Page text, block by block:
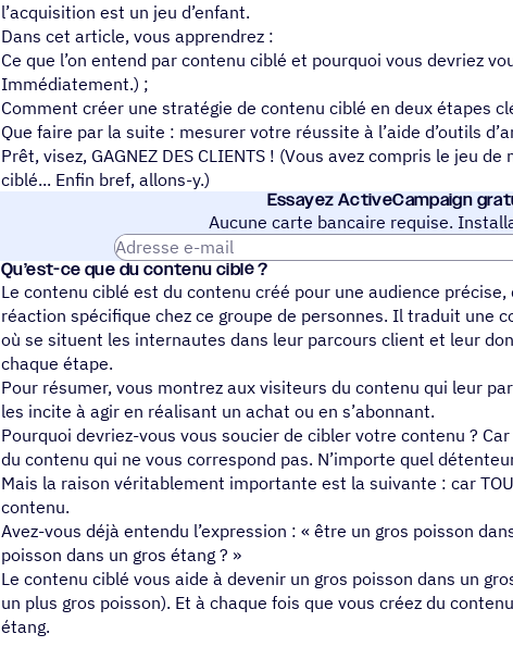
l’acquisition est un jeu d’enfant.
Dans cet article, vous apprendrez :
Ce que l’on entend par contenu ciblé et pourquoi vous devriez
Immédiatement.) ;
Comment créer une stratégie de contenu ciblé en deux étapes
Que faire par la suite : mesurer votre réussite à l’aide d’outils
Prêt, visez, GAGNEZ DES CLIENTS ! (Vous avez compris le jeu de
ciblé... Enfin bref, allons-y.)
Essayez ActiveCampaign
Aucune carte bancaire requise.
Adresse e-mail
Qu’est-ce que du contenu ciblé ?
Le contenu ciblé est du contenu créé pour une audience
réaction spécifique chez ce groupe de personnes. Il traduit une
où se situent les internautes dans leur parcours client et leur
chaque étape.
Pour résumer, vous montrez aux visiteurs du contenu qui leur
les incite à agir en réalisant un achat ou en s’abonnant.
Pourquoi devriez-vous vous soucier de cibler votre contenu ?
du contenu qui ne vous correspond pas. N’importe quel
Mais la raison véritablement importante est la suivante : car
contenu.
Avez-vous déjà entendu l’expression : « être un gros poisson
poisson dans un gros étang ? »
Le contenu ciblé vous aide à devenir un gros poisson dans un
un plus gros poisson). Et à chaque fois que vous créez du
étang.